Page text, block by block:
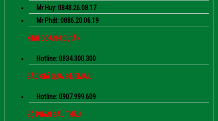
Mr Huy: 0848.26.08.17
Mr Phát: 0886.20.06.19
KINH DOANH DỰ ÁN
Hotline: 0834.300.300
BÁO GIÁ QUA ĐT/EMAIL
Hotline: 0907.999.609
BỘ PHẬN ĐẤU THẦU